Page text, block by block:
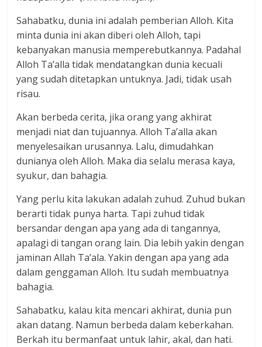
Sahabatku, dunia ini adalah pemberian Alloh. Kita
minta dunia ini akan diberi oleh Alloh, tapi
kebanyakan manusia memperebutkannya. Padahal
Alloh Ta’alla tidak mendatangkan dunia kecuali
yang sudah ditetapkan untuknya. Jadi, tidak usah
risau.
Akan berbeda cerita, jika orang yang akhirat
menjadi niat dan tujuannya. Alloh Ta’alla akan
menyelesaikan urusannya. Lalu, dimudahkan
dunianya oleh Alloh. Maka dia selalu merasa kaya,
syukur, dan bahagia.
Yang perlu kita lakukan adalah zuhud. Zuhud bukan
berarti tidak punya harta. Tapi zuhud tidak
bersandar dengan apa yang ada di tangannya,
apalagi di tangan orang lain. Dia lebih yakin dengan
jaminan Allah Ta’ala. Yakin dengan apa yang ada
dalam genggaman Alloh. Itu sudah membuatnya
bahagia.
Sahabatku, kalau kita mencari akhirat, dunia pun
akan datang. Namun berbeda dalam keberkahan.
Berkah itu bermanfaat untuk lahir, akal, dan hati.